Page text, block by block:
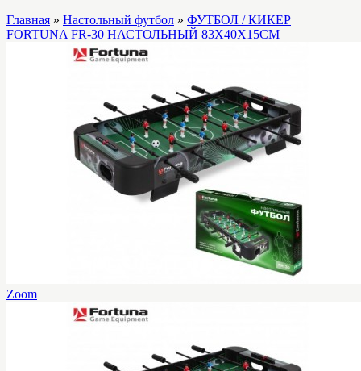
Главная » Настольный футбол » ФУТБОЛ / КИКЕР
FORTUNA FR-30 НАСТОЛЬНЫЙ 83Х40Х15СМ
Zoom